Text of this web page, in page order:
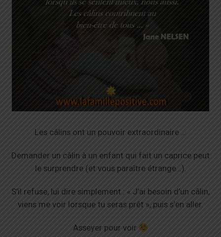
Les câlins ont un pouvoir extraordinaire …
Demander un câlin à un enfant qui fait un caprice peut
le surprendre (et vous paraître étrange…).
S’il refuse, lui dire simplement : « J’ai besoin d’un câlin,
viens me voir lorsque tu seras prêt », puis s’en aller.
Asseyer pour voir